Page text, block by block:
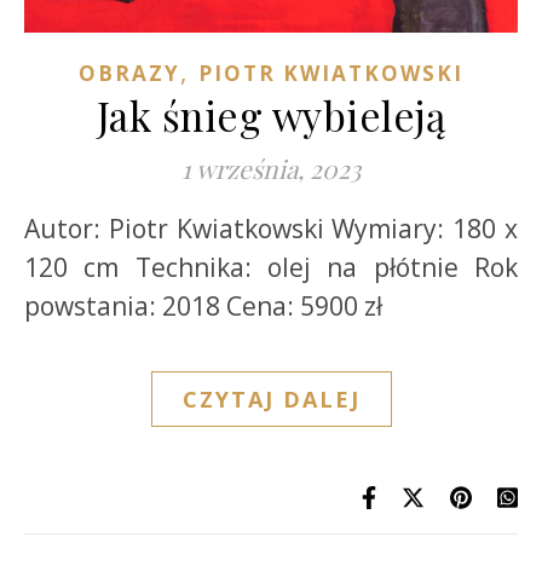
OBRAZY, PIOTR KWIATKOWSKI
Jak śnieg wybieleją
1 września, 2023
Autor: Piotr Kwiatkowski Wymiary: 180 x
120 cm Technika: olej na płótnie Rok
powstania: 2018 Cena: 5900 zł
CZYTAJ DALEJ